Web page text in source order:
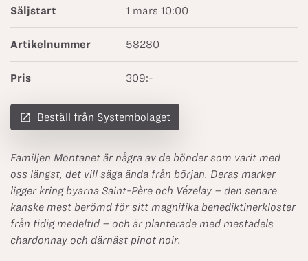
Säljstart 1 mars 10:00
Artikelnummer 58280
Pris 309:-
launch Beställ från Systembolaget
Familjen Montanet är några av de bönder som varit med
oss längst, det vill säga ända från början. Deras marker
ligger kring byarna Saint-Père och Vézelay – den senare
kanske mest berömd för sitt magnifika benediktinerkloster
från tidig medeltid – och är planterade med mestadels
chardonnay och därnäst pinot noir.